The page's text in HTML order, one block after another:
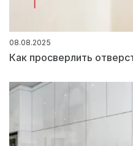
08.08.2025
Как просверлить